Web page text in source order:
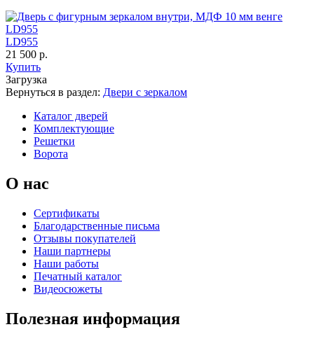
К-36 46 30
К-36 С
LD955
21 500 р.
Купить
Загрузка
Вернуться в раздел: Двери с зеркалом
Каталог дверей
Комплектующие
Решетки
Ворота
О нас
Сертификаты
Благодарственные письма
Отзывы покупателей
Наши партнеры
Наши работы
Печатный каталог
Видеосюжеты
Полезная информация